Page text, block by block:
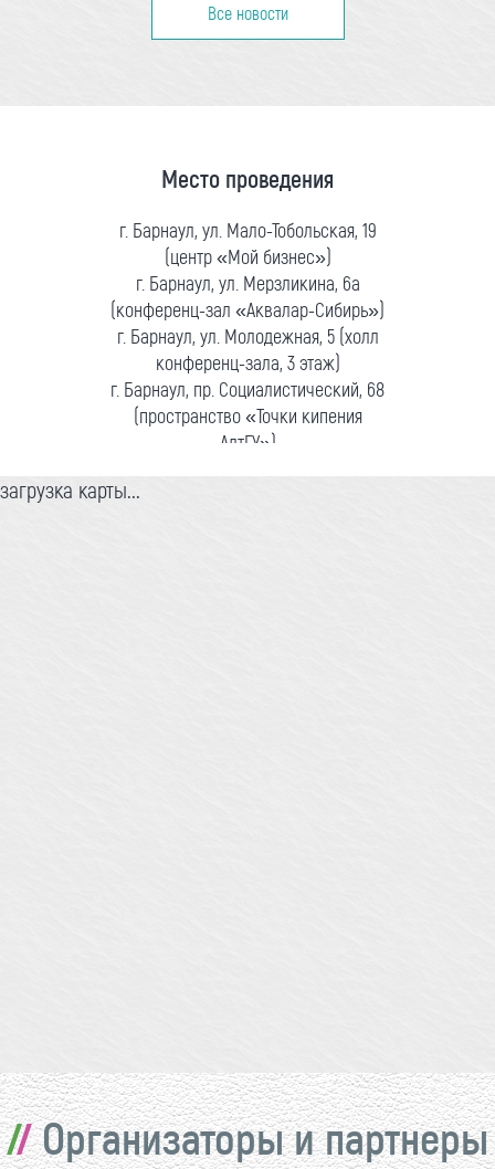
Все новости
Место проведения
г. Барнаул, ул. Мало-Тобольская, 19
(центр «Мой бизнес»)
г. Барнаул, ул. Мерзликина, 6а
(конференц-зал «Аквалар-Сибирь»)
г. Барнаул, ул. Молодежная, 5 (холл
конференц-зала, 3 этаж)
г. Барнаул, пр. Социалистический, 68
(пространство «Точки кипения
АлтГУ»)
загрузка карты...
Организаторы и партнеры